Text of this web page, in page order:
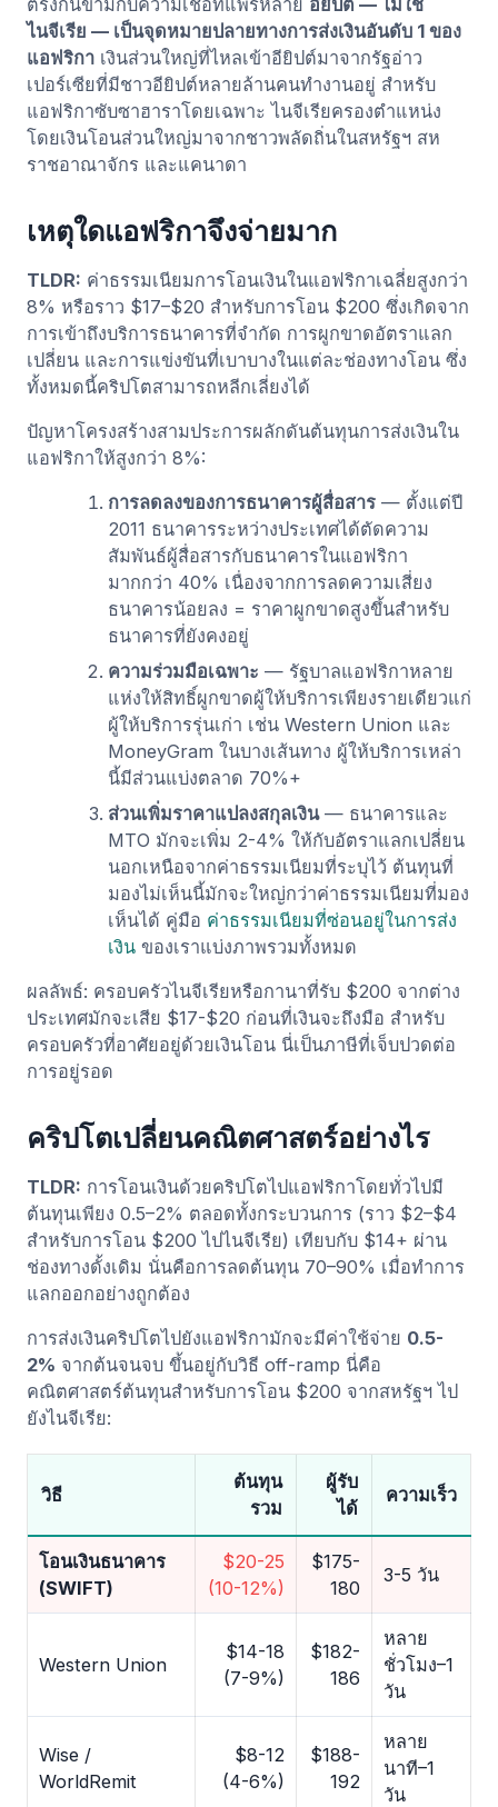
ไนจีเรีย — เป็นจุดหมายปลายทางการส่งเงินอันดับ 1 ของ
แอฟริกา เงินส่วนใหญ่ที่ไหลเข้าอียิปต์มาจากรัฐอ่าว
เปอร์เซียที่มีชาวอียิปต์หลายล้านคนทำงานอยู่ สำหรับ
แอฟริกาซับซาฮาราโดยเฉพาะ ไนจีเรียครองตำแหน่ง
โดยเงินโอนส่วนใหญ่มาจากชาวพลัดถิ่นในสหรัฐฯ สห
ราชอาณาจักร และแคนาดา
เหตุใดแอฟริกาจึงจ่ายมาก
TLDR: ค่าธรรมเนียมการโอนเงินในแอฟริกาเฉลี่ยสูงกว่า
8% หรือราว $17–$20 สำหรับการโอน $200 ซึ่งเกิดจาก
การเข้าถึงบริการธนาคารที่จำกัด การผูกขาดอัตราแลก
เปลี่ยน และการแข่งขันที่เบาบางในแต่ละช่องทางโอน ซึ่ง
ทั้งหมดนี้คริปโตสามารถหลีกเลี่ยงได้
ปัญหาโครงสร้างสามประการผลักดันต้นทุนการส่งเงินใน
แอฟริกาให้สูงกว่า 8%:
การลดลงของการธนาคารผู้สื่อสาร— ตั้งแต่ปี
2011 ธนาคารระหว่างประเทศได้ตัดความ
สัมพันธ์ผู้สื่อสารกับธนาคารในแอฟริกา
มากกว่า 40% เนื่องจากการลดความเสี่ยง
ธนาคารน้อยลง = ราคาผูกขาดสูงขึ้นสำหรับ
ธนาคารที่ยังคงอยู่
ความร่วมมือเฉพาะ — รัฐบาลแอฟริกาหลาย
แห่งให้สิทธิ์ผูกขาดผู้ให้บริการเพียงรายเดียวแก่
ผู้ให้บริการรุ่นเก่า เช่น Western Union และ
MoneyGram ในบางเส้นทาง ผู้ให้บริการเหล่า
นี้มีส่วนแบ่งตลาด 70%+
ส่วนเพิ่มราคาแปลงสกุลเงิน— ธนาคารและ
MTO มักจะเพิ่ม 2-4% ให้กับอัตราแลกเปลี่ยน
นอกเหนือจากค่าธรรมเนียมที่ระบุไว้ ต้นทุนที่
มองไม่เห็นนี้มักจะใหญ่กว่าค่าธรรมเนียมที่มอง
เห็นได้ คู่มือ ค่าธรรมเนียมที่ซ่อนอยู่ในการส่ง
เงินของเราแบ่งภาพรวมทั้งหมด
ผลลัพธ์: ครอบครัวไนจีเรียหรือกานาที่รับ $200 จากต่าง
ประเทศมักจะเสีย $17-$20 ก่อนที่เงินจะถึงมือ สำหรับ
ครอบครัวที่อาศัยอยู่ด้วยเงินโอน นี่เป็นภาษีที่เจ็บปวดต่อ
การอยู่รอด
คริปโตเปลี่ยนคณิตศาสตร์อย่างไร
TLDR: การโอนเงินด้วยคริปโตไปแอฟริกาโดยทั่วไปมี
ต้นทุนเพียง 0.5–2% ตลอดทั้งกระบวนการ (ราว $2–$4
สำหรับการโอน $200 ไปไนจีเรีย) เทียบกับ $14+ ผ่าน
ช่องทางดั้งเดิม นั่นคือการลดต้นทุน 70–90% เมื่อทำการ
แลกออกอย่างถูกต้อง
การส่งเงินคริปโตไปยังแอฟริกามักจะมีค่าใช้จ่าย 0.5-
2% จากต้นจนจบ ขึ้นอยู่กับวิธี off-ramp นี่คือ
คณิตศาสตร์ต้นทุนสำหรับการโอน $200 จากสหรัฐฯ ไป
ยังไนจีเรีย:
วิธี
ต้นทุน
รวม
ผู้รับ
ได้
ความเร็ว
โอนเงินธนาคาร
(SWIFT)
$20-25
(10-12%)
$175-
180
3-5 วัน
Western Union
$14-18
(7-9%)
$182-
186
หลาย
ชั่วโมง–1
วัน
Wise /
WorldRemit
$8-12
(4-6%)
$188-
192
หลาย
นาที–1
วัน